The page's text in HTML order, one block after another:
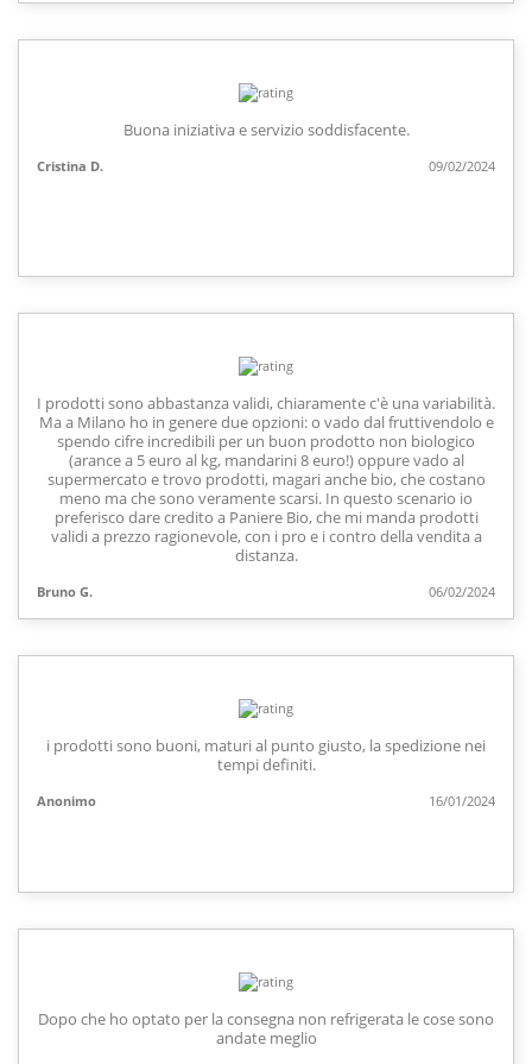
Buona iniziativa e servizio soddisfacente.
Cristina D. 09/02/2024
I prodotti sono abbastanza validi, chiaramente c'è una variabilità.
Ma a Milano ho in genere due opzioni: o vado dal fruttivendolo e
spendo cifre incredibili per un buon prodotto non biologico
(arance a 5 euro al kg, mandarini 8 euro!) oppure vado al
supermercato e trovo prodotti, magari anche bio, che costano
meno ma che sono veramente scarsi. In questo scenario io
preferisco dare credito a Paniere Bio, che mi manda prodotti
validi a prezzo ragionevole, con i pro e i contro della vendita a
distanza.
Bruno G. 06/02/2024
i prodotti sono buoni, maturi al punto giusto, la spedizione nei
tempi definiti.
Anonimo 16/01/2024
Dopo che ho optato per la consegna non refrigerata le cose sono
andate meglio